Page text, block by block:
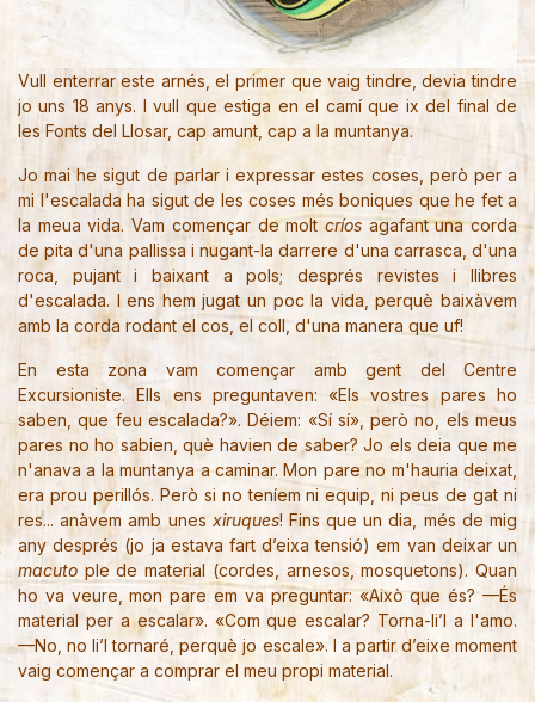
Vull enterrar este arnés, el primer que vaig tindre, devia tindre
jo uns 18 anys. I vull que estiga en el camí que ix del final de
les Fonts del Llosar, cap amunt, cap a la muntanya.
Jo mai he sigut de parlar i expressar estes coses, però per a
mi l'escalada ha sigut de les coses més boniques que he fet a
la meua vida. Vam començar de molt críosagafant una corda
de pita d'una pallissa i nugant-la darrere d'una carrasca, d'una
roca, pujant i baixant a pols; després revistes i llibres
d'escalada. I ens hem jugat un poc la vida, perquè baixàvem
amb la corda rodant el cos, el coll, d'una manera que uf!
En esta zona vam començar amb gent del Centre
Excursioniste. Ells ens preguntaven: «Els vostres pares ho
saben, que feu escalada?». Déiem: «Sí sí», però no, els meus
pares no ho sabien, què havien de saber? Jo els deia que me
n'anava a la muntanya a caminar. Mon pare no m'hauria deixat,
era prou perillós. Però si no teníem ni equip, ni peus de gat ni
res... anàvem amb unes xiruques! Fins que un dia, més de mig
any després (jo ja estava fart d’eixa tensió) em van deixar un
macuto ple de material (cordes, arnesos, mosquetons). Quan
ho va veure, mon pare em va preguntar: «Això que és? —És
material per a escalar». «Com que escalar? Torna-li’l a l'amo.
—No, no li’l tornaré, perquè jo escale». I a partir d’eixe moment
vaig començar a comprar el meu propi material.